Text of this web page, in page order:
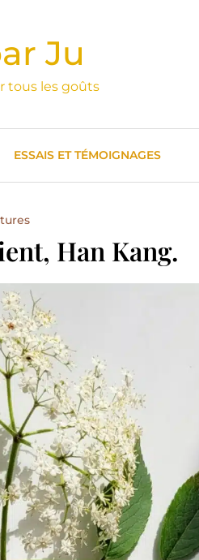
Ju
tous les goûts
ESSAIS ET TÉMOIGNAGES
Han Kang.